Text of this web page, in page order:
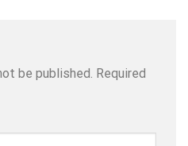
be published. Required